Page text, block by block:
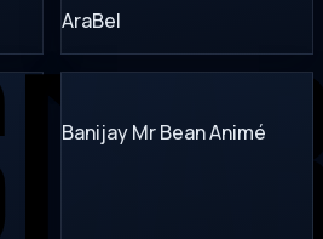
AraBel
Banijay Mr Bean Animé